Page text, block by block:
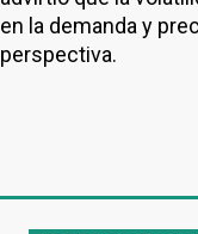
en la demanda y
perspectiva.